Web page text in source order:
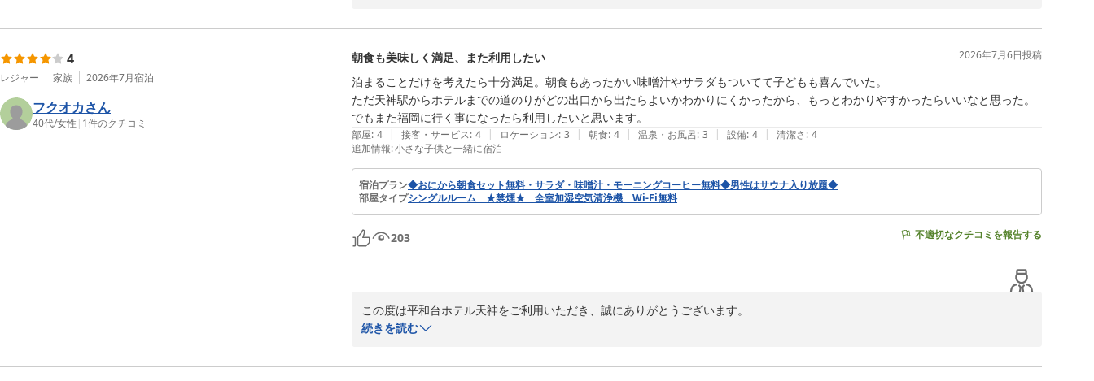
無料朝食につきましてもご満足いただけたようで安心いたしました。
またライブやお近くへお越しの際は、ぜひご利用くださいませ。
スタッフ一同、心よりお待ちしております。
平和台ホテル天神
2026-05-09
4
レジャー 家族 2026年7月宿泊
フクオカさん
40代/女性 | 1件のクチコミ
朝食も美味しく満足、また利用したい 2026年7月6日投稿
泊まることだけを考えたら十分満足。朝食もあったかい味噌汁やサラダもついてて子どもも喜んでいた。
ただ天神駅からホテルまでの道のりがどの出口から出たらよいかわかりにくかったから、もっとわかりやすかったらいいなと思った。
でもまた福岡に行く事になったら利用したいと思います。
部屋: 4 | 接客・サービス: 4 | ロケーション: 3 | 朝食: 4 | 温泉・お風呂: 3 | 設備: 4 | 清潔さ: 4
追加情報:小さな子供と一緒に宿泊
宿泊プラン◆おにから朝食セット無料・サラダ・味噌汁・モーニングコーヒー無料◆男性はサウナ入り放題◆
部屋タイプシングルルーム ★禁煙★ 全室加湿空気清浄機 Wi-Fi無料
203 不適切なクチコミを報告する
この度は平和台ホテル天神をご利用いただき、誠にありがとうございます。
何よりでございます。
続きを読む